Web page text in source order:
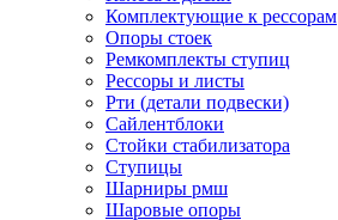
Комплектующие к рессорам
Опоры стоек
Ремкомплекты ступиц
Рессоры и листы
Рти (детали подвески)
Сайлентблоки
Стойки стабилизатора
Ступицы
Шарниры рмш
Шаровые опоры